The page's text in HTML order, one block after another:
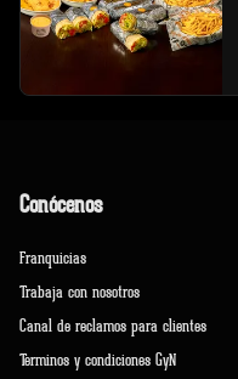
Conócenos
Franquicias
Trabaja con nosotros
Canal de reclamos para clientes
Terminos y condiciones GyN